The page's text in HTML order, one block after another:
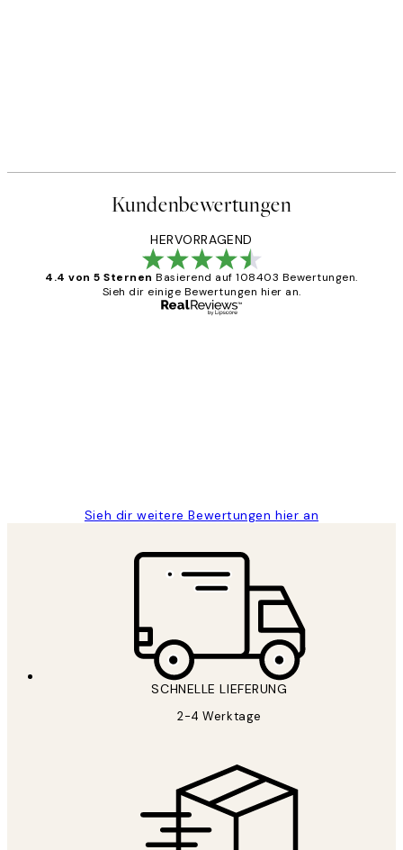
Kundenbewertungen
HERVORRAGEND
4.4 von 5 Sternen Basierend auf 108403 Bewertungen.
Sieh dir einige Bewertungen hier an.
Sieh dir weitere Bewertungen hier an
SCHNELLE LIEFERUNG
2-4 Werktage